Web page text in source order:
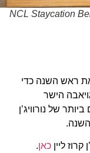
NCL Staycation
ראש השנה כדי
הישר
של נורוויג’ן
לייןכאן.